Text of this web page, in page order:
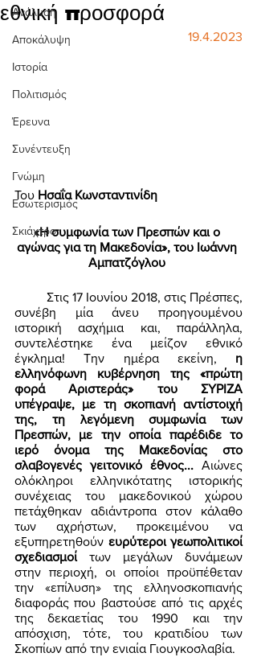
Ανάλυση
Αποκάλυψη
Ιστορία
Πολιτισμός
Έρευνα
Συνέντευξη
Γνώμη
Εσωτερισμός
Σκιάχτρο
εθνική προσφορά
19.4.2023
Του Ησαΐα Κωνσταντινίδη
«Η συμφωνία των Πρεσπών και ο
αγώνας για τη Μακεδονία», του Ιωάννη
Αμπατζόγλου
συνέβη μία άνευ προηγουμένου
ιστορική ασχήμια και, παράλληλα,
συντελέστηκε ένα μείζον εθνικό
έγκλημα! Την ημέρα εκείνη, η
ελληνόφωνη κυβέρνηση της «πρώτη
φορά Αριστεράς» του ΣΥΡΙΖΑ
υπέγραψε, με τη σκοπιανή αντίστοιχή
της, τη λεγόμενη συμφωνία των
Πρεσπών, με την οποία παρέδιδε το
ιερό όνομα της Μακεδονίας στο
σλαβογενές γειτονικό έθνος... Αιώνες
ολόκληροι ελληνικότατης ιστορικής
συνέχειας του μακεδονικού χώρου
πετάχθηκαν αδιάντροπα στον κάλαθο
των αχρήστων, προκειμένου να
εξυπηρετηθούν ευρύτεροι γεωπολιτικοί
σχεδιασμοί των μεγάλων δυνάμεων
στην περιοχή, οι οποίοι προϋπέθεταν
την «επίλυση» της ελληνοσκοπιανής
διαφοράς που βαστούσε από τις αρχές
της δεκαετίας του 1990 και την
απόσχιση, τότε, του κρατιδίου των
Σκοπίων από την ενιαία Γιουγκοσλαβία.